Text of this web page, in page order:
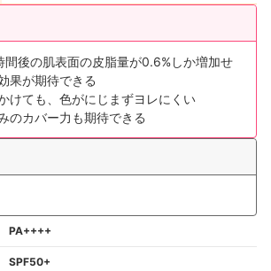
間後の肌表面の皮脂量が0.6%しか増加せ
果が期待できる
けても、色がにじまずヨレにくい
のカバー力も期待できる
PA++++
SPF50+